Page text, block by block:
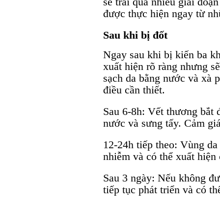
được thực hiện ngay từ
Sau khi bị đốt
Ngay sau khi bị kiến ba
xuất hiện rõ ràng nhưng
sạch da bằng nước và xà
điều cần thiết.
Sau 6-8h: Vết thương bắt
nước và sưng tấy. Cảm
12-24h tiếp theo: Vùng
nhiễm và có thể xuất
Sau 3 ngày: Nếu không
tiếp tục phát triển và có